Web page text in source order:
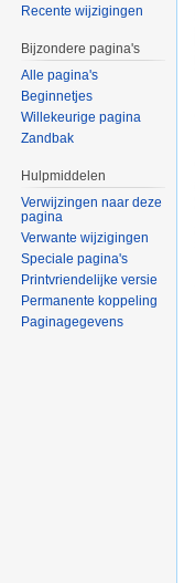
Recente wijzigingen
Bijzondere pagina's
Alle pagina's
Beginnetjes
Willekeurige pagina
Zandbak
Hulpmiddelen
Verwijzingen naar deze
pagina
Verwante wijzigingen
Speciale pagina's
Printvriendelijke versie
Permanente koppeling
Paginagegevens